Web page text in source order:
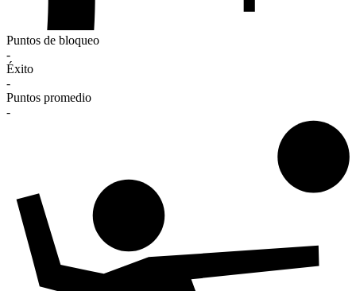
Puntos de bloqueo
-
Éxito
-
Puntos promedio
-